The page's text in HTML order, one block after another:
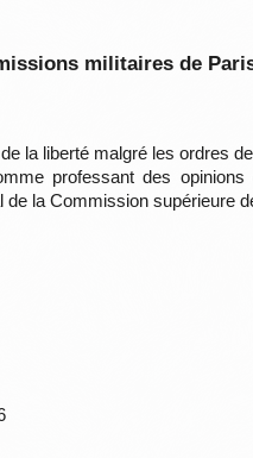
militaires de
la liberté malgré les ordres
professant des
la Commission supérieure